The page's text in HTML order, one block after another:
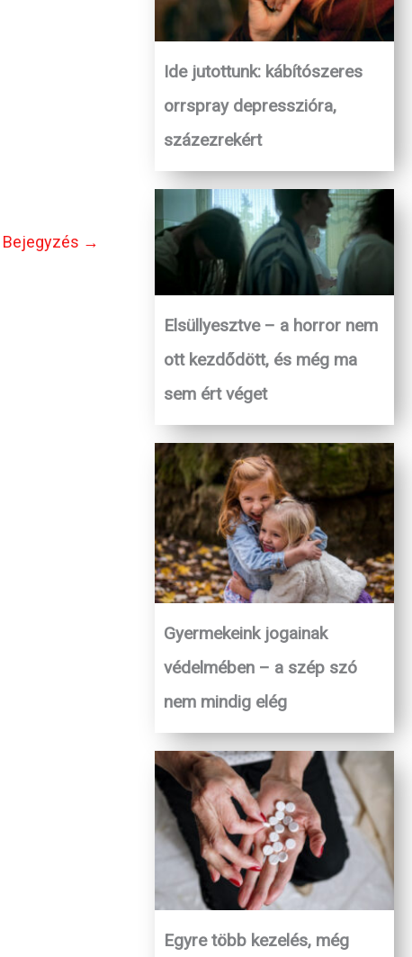
→
Ide jutottunk: kábítószeres
orrspray depresszióra,
százezrekért
Elsüllyesztve – a horror nem
ott kezdődött, és még ma
sem ért véget
Gyermekeink jogainak
védelmében – a szép szó
nem mindig elég
Egyre több kezelés, még